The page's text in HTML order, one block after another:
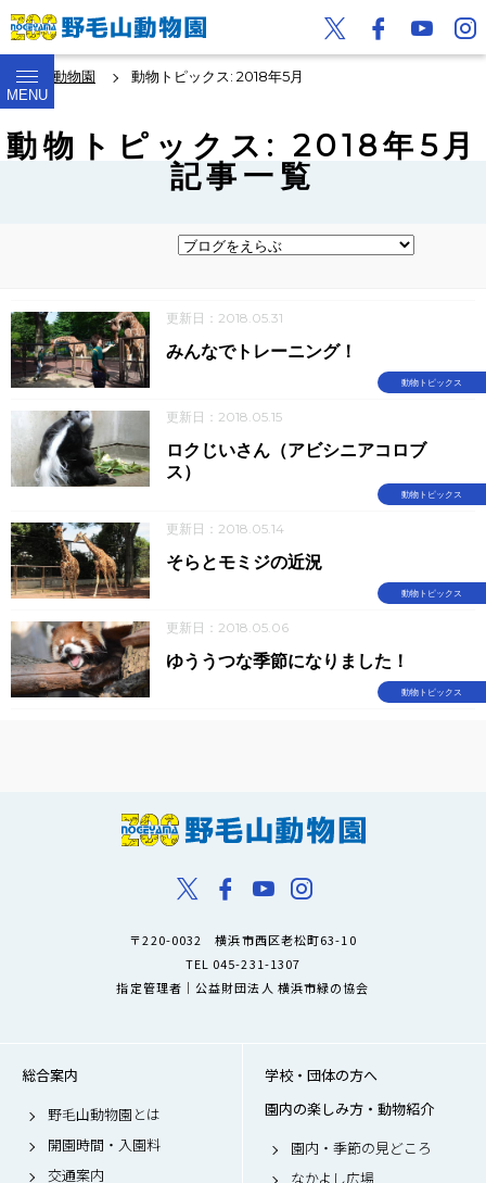
MENU
野毛山動物園 動物トピックス: 2018年5月
動物トピックス: 2018年5月
記事一覧
更新日：2018.05.31
動物トピックス
みんなでトレーニング！
更新日：2018.05.15
動物トピックス
ロクじいさん（アビシニアコロブ
ス）
更新日：2018.05.14
動物トピックス
そらとモミジの近況
更新日：2018.05.06
動物トピックス
ゆううつな季節になりました！
〒220-0032 横浜市西区老松町63-10
TEL 045-231-1307
指定管理者｜公益財団法人 横浜市緑の協会
総合案内
野毛山動物園とは
開園時間・入園料
交通案内
学校・団体の方へ
園内の楽しみ方・動物紹介
園内・季節の見どころ
なかよし広場